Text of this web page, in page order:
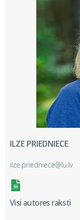
ILZE PRIEDNIECE
ilze.priedniece@lu.lv
Visi autores raksti